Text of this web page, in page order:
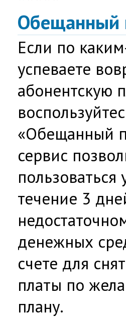
Обещанный
Если по
успеваете
абонентскую
«Обещанный
сервис
пользоваться
течение 3
денежных
счете для
платы по
плану.